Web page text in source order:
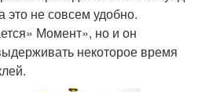
это не совсем удобно.
Момент», но и он
некоторое время